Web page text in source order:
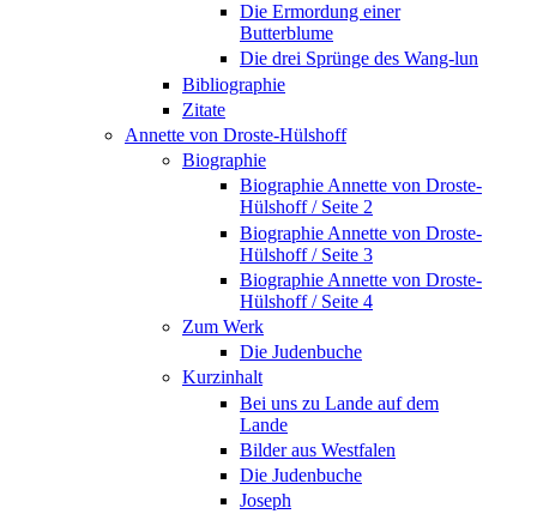
Die Ermordung einer
Butterblume
Die drei Sprünge des Wang-lun
Bibliographie
Zitate
Annette von Droste-Hülshoff
Biographie
Biographie Annette von Droste-
Hülshoff / Seite 2
Biographie Annette von Droste-
Hülshoff / Seite 3
Biographie Annette von Droste-
Hülshoff / Seite 4
Zum Werk
Die Judenbuche
Kurzinhalt
Bei uns zu Lande auf dem
Lande
Bilder aus Westfalen
Die Judenbuche
Joseph